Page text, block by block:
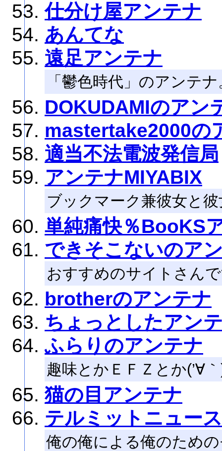
仕分け屋アンテナ
あんてな
遠足アンテナ
「鬱色時代」のアンテナ
DOKUDAMIのアン
mastertake2000の
適当不法電波発信局
アンテナMIYABIX
ブックマーク兼彼女と
単純痛快％BooKS
できそこないのア
おすすめのサイトさん
brotherのアンテナ
ちょっとしたアン
ふらりのアンテナ
趣味とかＥＦＺとか(’∀
猫の目アンテナ
テルミットニュース
俺の俺による俺のため